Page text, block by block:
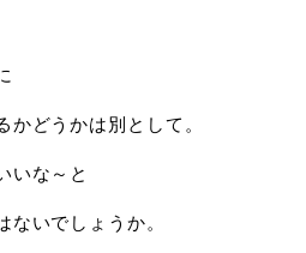
どうかは別として。
いな～と
いでしょうか。